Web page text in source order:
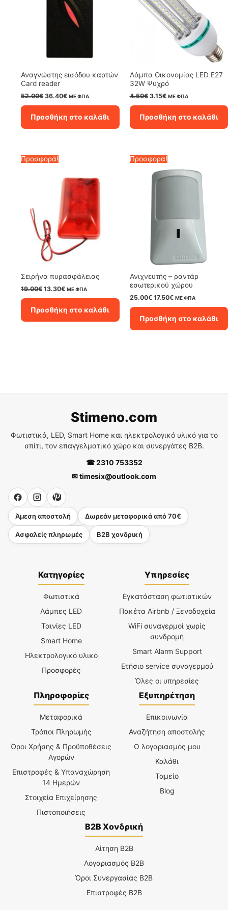
Αναγνώστης εισόδου καρτών
Card reader
52.00€ Original
52.00€.
36.40€Η
είναι:
36.40€.
ΜΕ ΦΠΑ
Προσθήκη στο καλάθι
Λάμπα Οικονομίας LED E27
32W Ψυχρό
4.50€ Original
4.50€.
3.15€Η
είναι:
3.15€.
ΜΕ ΦΠΑ
Προσθήκη στο καλάθι
Προσφορά!
Σειρήνα πυρασφάλειας
19.00€ Original
price
19.00€.
13.30€Η
τρέχουσα
είναι:
13.30€.
ΜΕ ΦΠΑ
Προσθήκη στο καλάθι
Προσφορά!
Ανιχνευτής – ραντάρ
εσωτερικού χώρου
25.00€ Original
price
25.00€.
17.50€Η
τρέχουσα
είναι:
17.50€.
ΜΕ ΦΠΑ
Προσθήκη στο καλάθι
Stimeno.com
Φωτιστικά, LED, Smart Home και ηλεκτρολογικό υλικό για το
σπίτι, τον επαγγελματικό χώρο και συνεργάτες B2B.
☎ 2310 753352
✉ timesix@outlook.com
Άμεση αποστολή Δωρεάν μεταφορικά από 70€
Ασφαλείς πληρωμές B2B χονδρική
Κατηγορίες
Φωτιστικά
Λάμπες LED
Ταινίες LED
Smart Home
Ηλεκτρολογικό υλικό
Προσφορές
Υπηρεσίες
Εγκατάσταση φωτιστικών
Πακέτα Airbnb / Ξενοδοχεία
WiFi συναγερμοί χωρίς
συνδρομή
Smart Alarm Support
Ετήσιο service συναγερμού
Όλες οι υπηρεσίες
Πληροφορίες
Μεταφορικά
Τρόποι Πληρωμής
Όροι Χρήσης & Προϋποθέσεις
Αγορών
Επιστροφές & Υπαναχώρηση
14 Ημερών
Στοιχεία Επιχείρησης
Πιστοποιήσεις
Εξυπηρέτηση
Επικοινωνία
Αναζήτηση αποστολής
Ο λογαριασμός μου
Καλάθι
Ταμείο
Blog
B2B Χονδρική
Αίτηση B2B
Λογαριασμός B2B
Όροι Συνεργασίας B2B
Επιστροφές B2B